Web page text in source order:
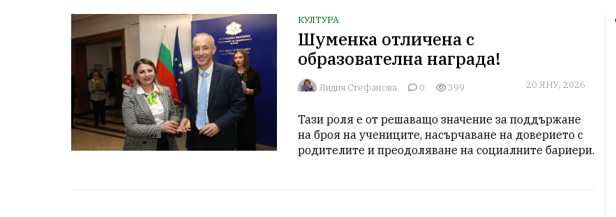
КУЛТУРА
Шуменка отличена с
образователна награда!
Лидия Стефанова 0 399 20 ЯНУ, 2026
Тази роля е от решаващо значение за поддържане
на броя на учениците, насърчаване на доверието с
родителите и преодоляване на социалните бариери.